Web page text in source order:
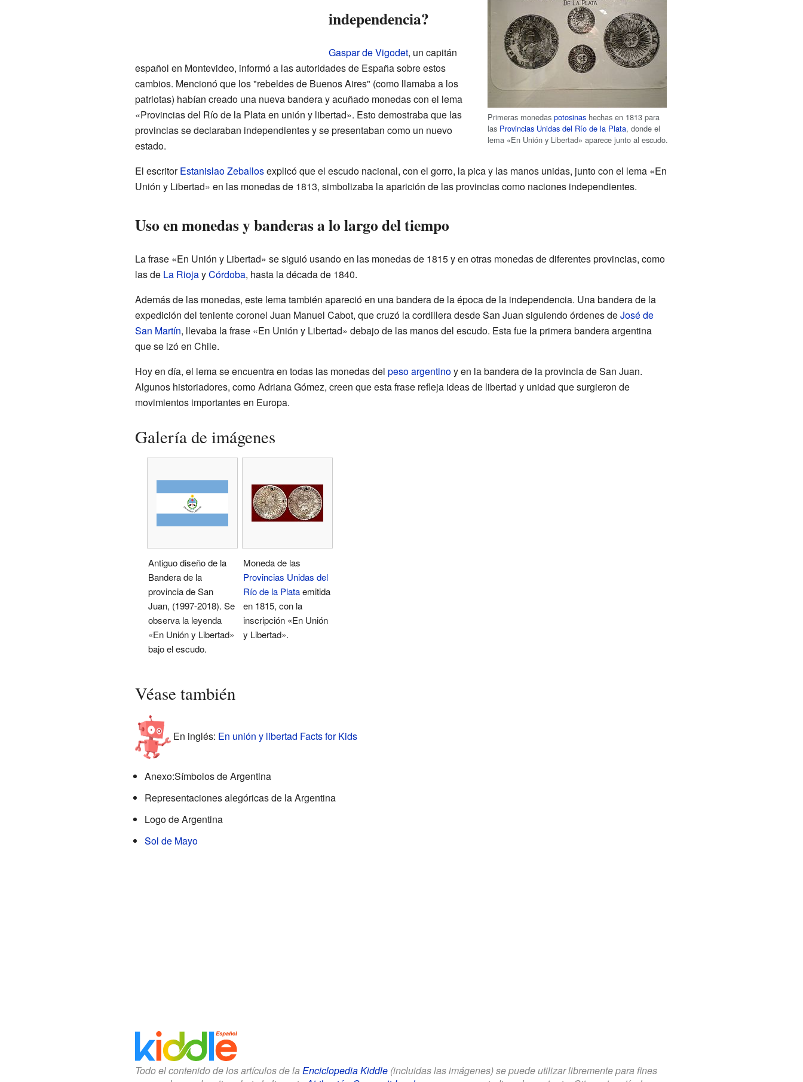
Primeras monedaspotosinas hechas en 1813 para
las Provincias Unidas del Río de la Plata, donde el
lema «En Unión y Libertad» aparece junto al escudo.
independencia?
Gaspar de Vigodet, un capitán
español en Montevideo, informó a las autoridades de España sobre estos
cambios. Mencionó que los "rebeldes de Buenos Aires" (como llamaba a los
patriotas) habían creado una nueva bandera y acuñado monedas con el lema
«Provincias del Río de la Plata en unión y libertad». Esto demostraba que las
provincias se declaraban independientes y se presentaban como un nuevo
estado.
El escritorEstanislao Zeballosexplicó que el escudo nacional, con el gorro, la pica y las manos unidas, junto con el lema «En
Unión y Libertad» en las monedas de 1813, simbolizaba la aparición de las provincias como naciones independientes.
Uso en monedas y banderas a lo largo del tiempo
La frase «En Unión y Libertad» se siguió usando en las monedas de 1815 y en otras monedas de diferentes provincias, como
las de La RiojayCórdoba, hasta la década de 1840.
Además de las monedas, este lema también apareció en una bandera de la época de la independencia. Una bandera de la
expedición del teniente coronel Juan Manuel Cabot, que cruzó la cordillera desde San Juan siguiendo órdenes deJosé de
San Martín, llevaba la frase «En Unión y Libertad» debajo de las manos del escudo. Esta fue la primera bandera argentina
que se izó en Chile.
Hoy en día, el lema se encuentra en todas las monedas del peso argentinoy en la bandera de la provincia de San Juan.
Algunos historiadores, como Adriana Gómez, creen que esta frase refleja ideas de libertad y unidad que surgieron de
movimientos importantes en Europa.
Galería de imágenes
Antiguo diseño de la
Bandera de la
provincia de San
Juan, (1997-2018). Se
observa la leyenda
«En Unión y Libertad»
bajo el escudo.
Moneda de las
Provincias Unidas del
Río de la Plataemitida
en 1815, con la
inscripción «En Unión
y Libertad».
Véase también
En inglés: En unión y libertad Facts for Kids
Anexo:Símbolos de Argentina
Representaciones alegóricas de la Argentina
Logo de Argentina
Sol de Mayo
Todo el contenido de los artículos de la Enciclopedia Kiddle(incluidas las imágenes) se puede utilizar libremente para fines